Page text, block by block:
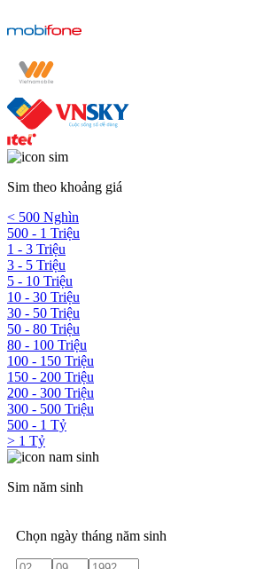
Sim theo khoảng giá
< 500 Nghìn
500 - 1 Triệu
1 - 3 Triệu
3 - 5 Triệu
5 - 10 Triệu
10 - 30 Triệu
30 - 50 Triệu
50 - 80 Triệu
80 - 100 Triệu
100 - 150 Triệu
150 - 200 Triệu
200 - 300 Triệu
300 - 500 Triệu
500 - 1 Tỷ
> 1 Tỷ
Sim năm sinh
Chọn ngày tháng năm sinh